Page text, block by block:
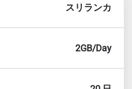
スリランカ
2GB/Day